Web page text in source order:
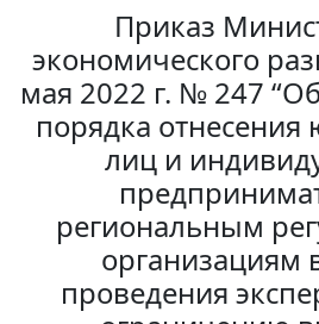
Приказ
экономического
мая 2022 г. № 247
порядка
лиц и
региональным
организациям
проведения